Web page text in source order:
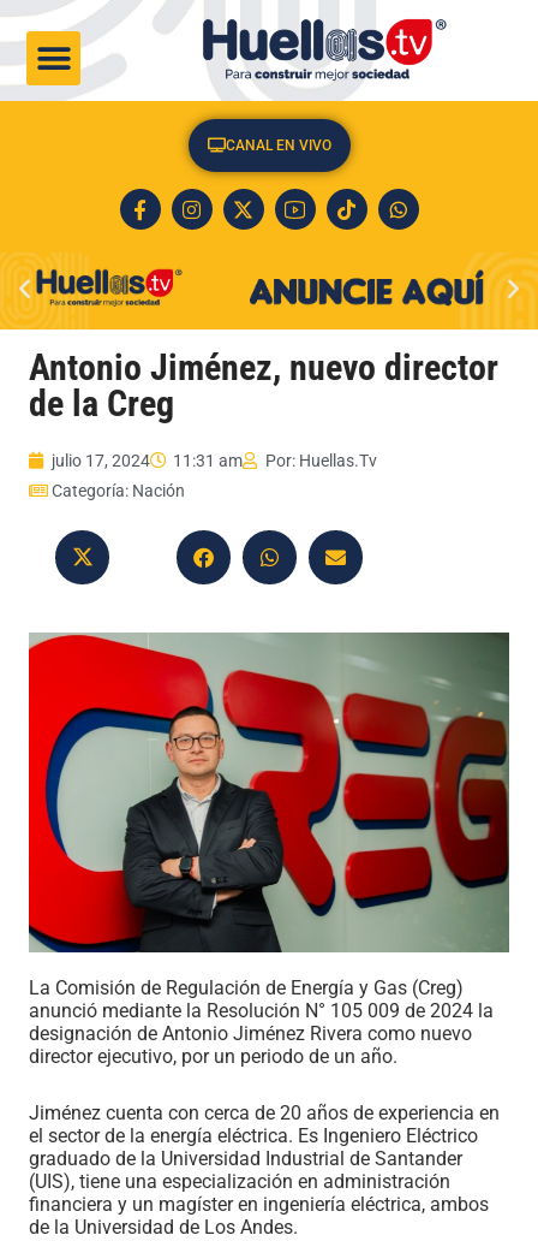
CANAL EN VIVO
Antonio Jiménez, nuevo director
de la Creg
julio 17, 2024 11:31 am Por: Huellas.Tv
Categoría: Nación
La Comisión de Regulación de Energía y Gas (Creg)
anunció mediante la Resolución N° 105 009 de 2024 la
designación de Antonio Jiménez Rivera como nuevo
director ejecutivo, por un periodo de un año.
Jiménez cuenta con cerca de 20 años de experiencia en
el sector de la energía eléctrica. Es Ingeniero Eléctrico
graduado de la Universidad Industrial de Santander
(UIS), tiene una especialización en administración
financiera y un magíster en ingeniería eléctrica, ambos
de la Universidad de Los Andes.